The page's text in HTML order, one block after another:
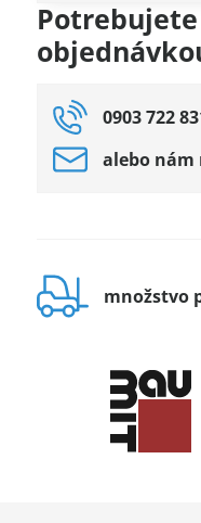
0903 722
alebo nám
množstvo